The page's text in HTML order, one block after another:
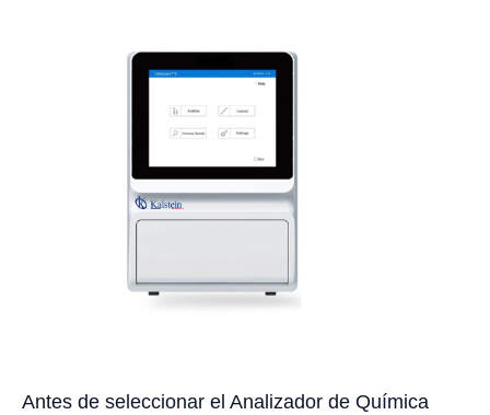
Antes de seleccionar el Analizador de Química